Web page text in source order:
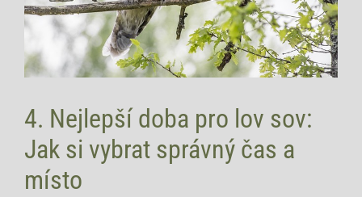
4. Nejlepší doba pro lov sov:
Jak si vybrat správný čas a
místo